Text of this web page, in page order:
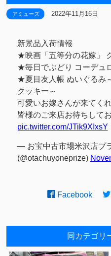
アミューズ 2022年11月16日
新景品入荷情報
★映画「五等分の花嫁」
★毎日でぶどり コーデュ
★夏目友人帳 ぬいぐるみ
クッキー～
可愛いお嫁さんが来てく
皆様のご来店お待ちして
pic.twitter.com/JTik9XIxsY
— お宝中古市場米沢店プ
(@otachuyoneprize)
Facebook
同カテゴリ